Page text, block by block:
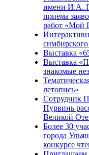
имени И.А.
приема
работ «Мой
симбирского
Выставка
Выставка
знакомые
летопись»
Сотрудник
Пурвинь
Великой
Более 30
города
конкурсе